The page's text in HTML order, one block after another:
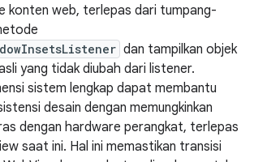
konten web, terlepas dari tumpang-
dan tampilkan objek
yang tidak diubah dari listener.
sistem lengkap dapat membantu
desain dengan memungkinkan
dengan hardware perangkat, terlepas
saat ini. Hal ini memastikan transisi